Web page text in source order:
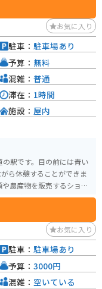
味わえるスポットとなっ
ングスポットです。
お気に入り
駅です。目の前には青い
ら休憩することができま
ンがあります。特に、熊
肉を使ったぼたん鍋がお
合
されています。七里御浜
、熊野市
おすすめです。
駐車： 駐車場あり
予算： 無料
混雑： 普通
滞在： 1時間
施設： 屋内
お気に入り
駐車： 駐車場あり
予算： 3000円
混雑： 空いている